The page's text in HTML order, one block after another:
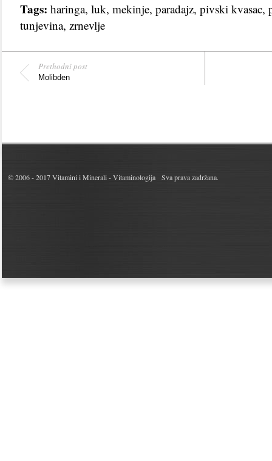
Tags: haringa, luk, mekinje, paradajz, pivski kvasac,
tunjevina, zrnevlje
Prethodni post
Molibden
© 2006 - 2017Vitamini i Minerali - Vitaminologija Sva prava zadržana.